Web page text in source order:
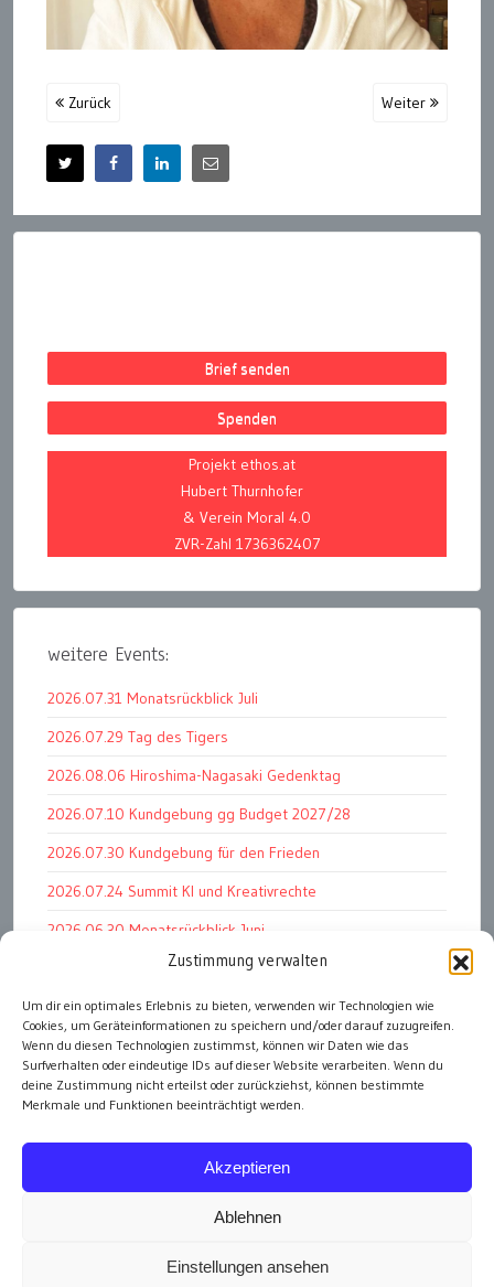
Zustimmung verwalten
Um dir ein optimales Erlebnis zu bieten, verwenden wir Technologien wie
Cookies, um Geräteinformationen zu speichern und/oder darauf zuzugreifen.
Wenn du diesen Technologien zustimmst, können wir Daten wie das
Surfverhalten oder eindeutige IDs auf dieser Website verarbeiten. Wenn du
deine Zustimmung nicht erteilst oder zurückziehst, können bestimmte
Merkmale und Funktionen beeinträchtigt werden.
Akzeptieren
Ablehnen
Einstellungen ansehen
Zurück Weiter
Brief senden
Spenden
Projekt ethos.at
Hubert Thurnhofer
& Verein Moral 4.0
ZVR-Zahl 1736362407
weitere Events:
2026.07.31 Monatsrückblick Juli
2026.07.29 Tag des Tigers
2026.08.06 Hiroshima-Nagasaki Gedenktag
2026.07.10 Kundgebung gg Budget 2027/28
2026.07.30 Kundgebung für den Frieden
2026.07.24 Summit KI und Kreativrechte
2026.06.30 Monatsrückblick Juni
2026.07.11 Worauf es letztlich ankommt
2026.07.01 Markenwert Studie 2026
2026.07.07 Open Space im Weltmuseum
alle Events
Impressum